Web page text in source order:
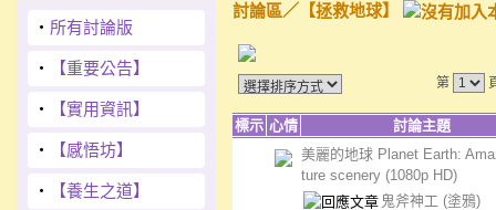
‧ 所有討論版
‧ 【重要公告】
‧ 【實用資訊】
‧ 【感悟坊】
‧ 【養生之道】
討論區／ 【拯救地球】
第
標示 心情
討論主題
美麗的地球 Planet Earth:
ture scenery (1080p HD)
鬼斧神工 (塗鴉)